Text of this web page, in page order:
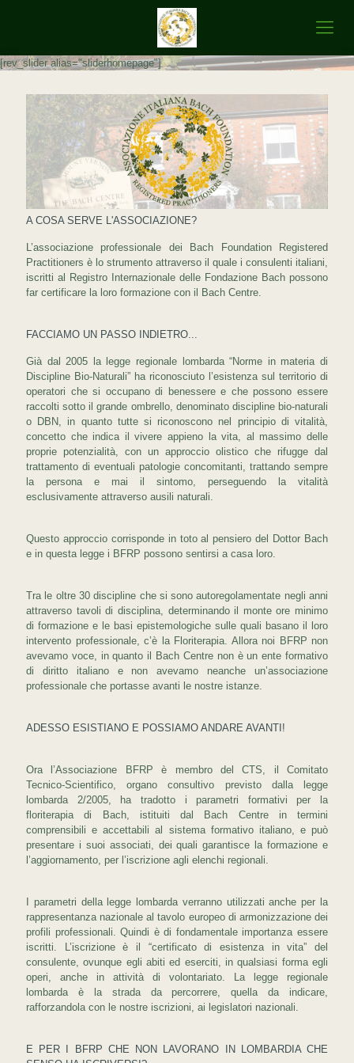
[rev_slider alias="sliderhomepage"]
A COSA SERVE L'ASSOCIAZIONE?
L’associazione professionale dei Bach Foundation Registered
Practitioners è lo strumento attraverso il quale i consulenti italiani,
iscritti al Registro Internazionale delle Fondazione Bach possono
far certificare la loro formazione con il Bach Centre.
FACCIAMO UN PASSO INDIETRO...
Già dal 2005 la legge regionale lombarda “Norme in materia di
Discipline Bio-Naturali” ha riconosciuto l’esistenza sul territorio di
operatori che si occupano di benessere e che possono essere
raccolti sotto il grande ombrello, denominato discipline bio-naturali
o DBN, in quanto tutte si riconoscono nel principio di vitalità,
concetto che indica il vivere appieno la vita, al massimo delle
proprie potenzialità, con un approccio olistico che rifugge dal
trattamento di eventuali patologie concomitanti, trattando sempre
la persona e mai il sintomo, perseguendo la vitalità
esclusivamente attraverso ausili naturali.
Questo approccio corrisponde in toto al pensiero del Dottor Bach
e in questa legge i BFRP possono sentirsi a casa loro.
Tra le oltre 30 discipline che si sono autoregolamentate negli anni
attraverso tavoli di disciplina, determinando il monte ore minimo
di formazione e le basi epistemologiche sulle quali basano il loro
intervento professionale, c’è la Floriterapia. Allora noi BFRP non
avevamo voce, in quanto il Bach Centre non è un ente formativo
di diritto italiano e non avevamo neanche un’associazione
professionale che portasse avanti le nostre istanze.
ADESSO ESISTIANO E POSSIAMO ANDARE AVANTI!
Ora l’Associazione BFRP è membro del CTS, il Comitato
Tecnico-Scientifico, organo consultivo previsto dalla legge
lombarda 2/2005, ha tradotto i parametri formativi per la
floriterapia di Bach, istituiti dal Bach Centre in termini
comprensibili e accettabili al sistema formativo italiano, e può
presentare i suoi associati, dei quali garantisce la formazione e
l’aggiornamento, per l’iscrizione agli elenchi regionali.
I parametri della legge lombarda verranno utilizzati anche per la
rappresentanza nazionale al tavolo europeo di armonizzazione dei
profili professionali. Quindi è di fondamentale importanza essere
iscritti. L’iscrizione è il “certificato di esistenza in vita” del
consulente, ovunque egli abiti ed eserciti, in qualsiasi forma egli
operi, anche in attività di volontariato. La legge regionale
lombarda è la strada da percorrere, quella da indicare,
rafforzandola con le nostre iscrizioni, ai legislatori nazionali.
E PER I BFRP CHE NON LAVORANO IN LOMBARDIA CHE